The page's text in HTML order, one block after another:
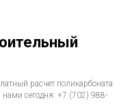
расчет поликарбоната
сегодня: +7 (702) 988-